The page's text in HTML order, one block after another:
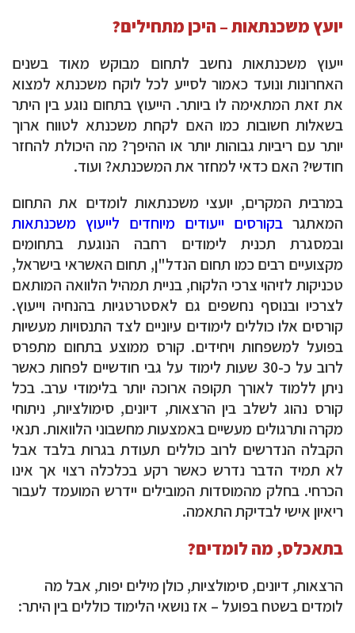
יועץ משכנתאות – היכן מתחילים?
ייעוץ משכנתאות נחשב לתחום מבוקש מאוד בשנים
האחרונות ונועד כאמור לסייע לכל לוקח משכנתא למצוא
את זאת המתאימה לו ביותר. הייעוץ בתחום נוגע בין היתר
בשאלות חשובות כמו האם לקחת משכנתא לטווח ארוך
יותר עם ריביות גבוהות יותר או ההיפך? מה היכולת להחזר
חודשי? האם כדאי למחזר את המשכנתא? ועוד.
במרבית המקרים, יועצי משכנתאות לומדים את התחום
המאתגר בקורסים ייעודים מיוחדים לייעוץ משכנתאות
ובמסגרת תכנית לימודים רחבה הנוגעת בתחומים
מקצועיים רבים כמו תחום הנדל"ן, תחום האשראי בישראל,
טכניקות לזיהוי צרכי הלקוח, בניית תמהיל הלוואה המותאם
לצרכיו ובנוסף נחשפים גם לאסטרטגיות בהנחיה וייעוץ.
קורסים אלו כוללים לימודים עיוניים לצד התנסויות מעשיות
בפועל למשפחות ויחידים. קורס ממוצע בתחום מתפרס
לרוב על כ-30 שעות לימוד על גבי חודשיים לפחות כאשר
ניתן ללמוד לאורך תקופה ארוכה יותר בלימודי ערב. בכל
קורס נהוג לשלב בין הרצאות, דיונים, סימולציות, ניתוחי
מקרה ותרגולים מעשיים באמצעות מחשבוני הלוואות. תנאי
הקבלה הנדרשים לרוב כוללים תעודת בגרות בלבד אבל
לא תמיד הדבר נדרש כאשר רקע בכלכלה רצוי אך אינו
הכרחי. בחלק מהמוסדות המובילים יידרש המועמד לעבור
ריאיון אישי לבדיקת התאמה.
בתאכלס, מה לומדים?
הרצאות, דיונים, סימולציות, כולן מילים יפות, אבל מה
לומדים בשטח בפועל – אז נושאי הלימוד כוללים בין היתר: